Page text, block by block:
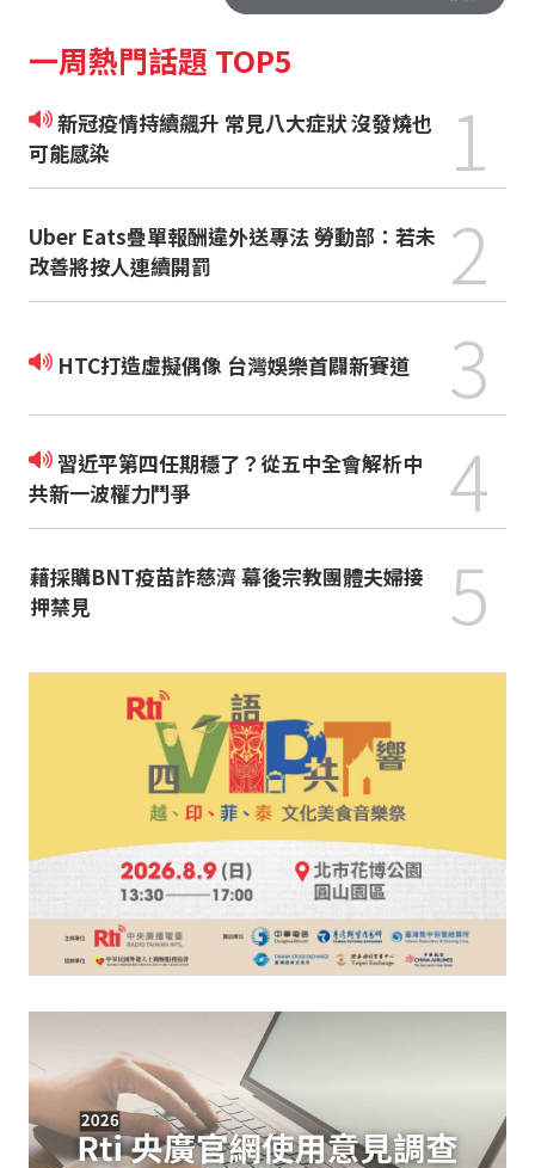
一周熱門話題 TOP5
新冠疫情持續飆升 常見八大症狀 沒發燒也
可能感染
1
Uber Eats疊單報酬違外送專法 勞動部：若未
改善將按人連續開罰
2
HTC打造虛擬偶像 台灣娛樂首闢新賽道 3
習近平第四任期穩了？從五中全會解析中
共新一波權力鬥爭
4
藉採購BNT疫苗詐慈濟 幕後宗教團體夫婦接
押禁見
5